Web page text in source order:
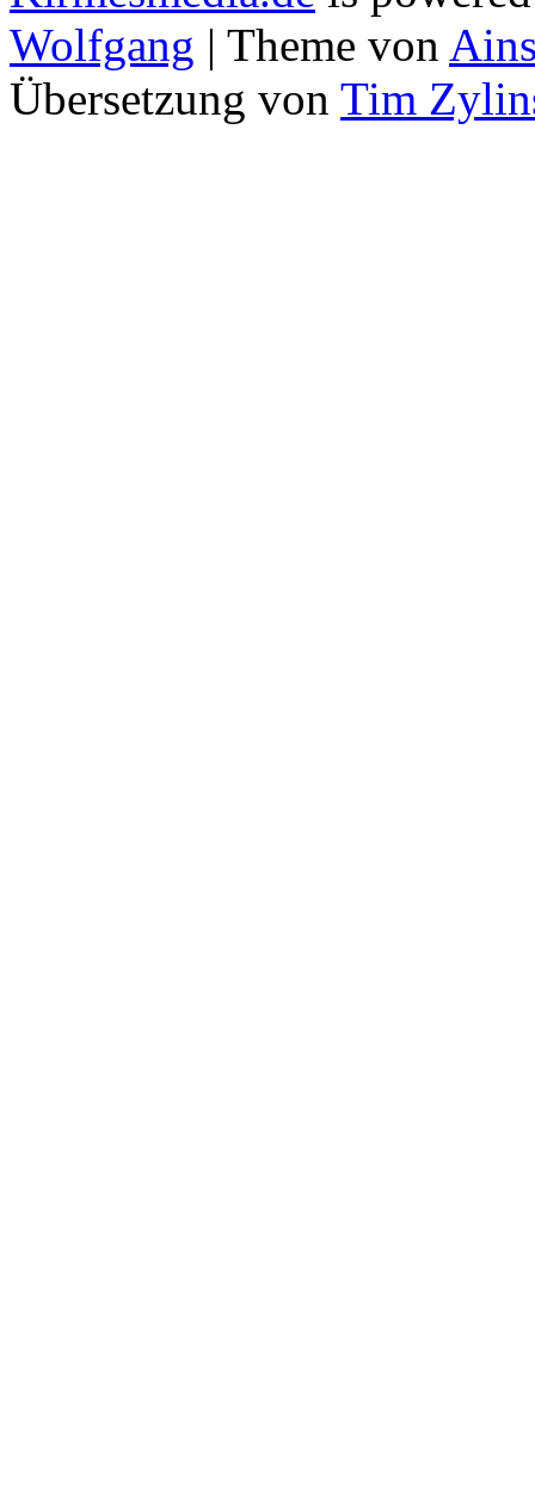
Wolfgang | Theme von
Übersetzung von Tim